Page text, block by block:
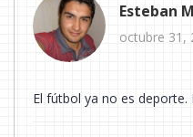
Esteban
octubre 31,
El fútbol ya no es deporte.